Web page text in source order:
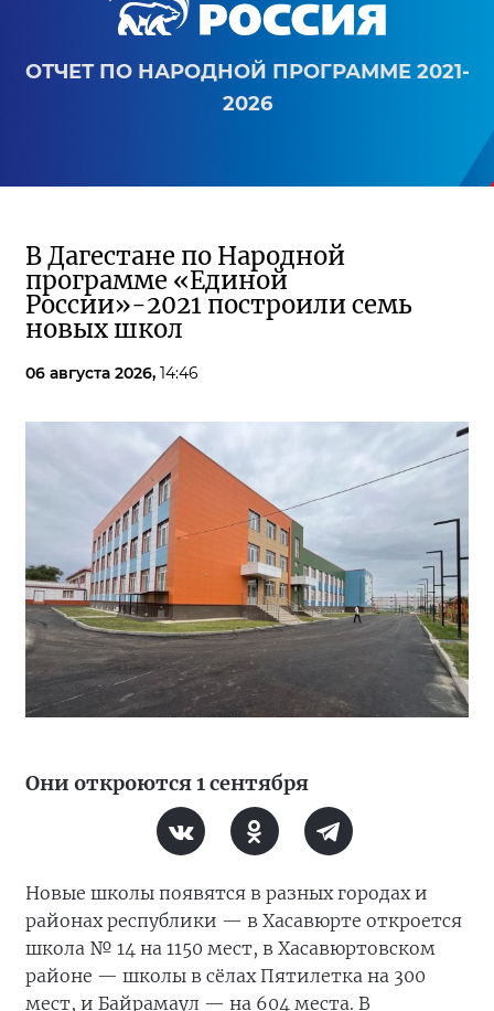
ОТЧЕТ ПО НАРОДНОЙ ПРОГРАММЕ 2021-
2026
В Дагестане по Народной
программе «Единой
России»-2021 построили семь
новых школ
06 августа 2026, 14:46
Они откроются 1 сентября
Новые школы появятся в разных городах и
районах республики — в Хасавюрте откроется
школа № 14 на 1150 мест, в Хасавюртовском
районе — школы в сёлах Пятилетка на 300
мест, и Байрамаул — на 604 места. В